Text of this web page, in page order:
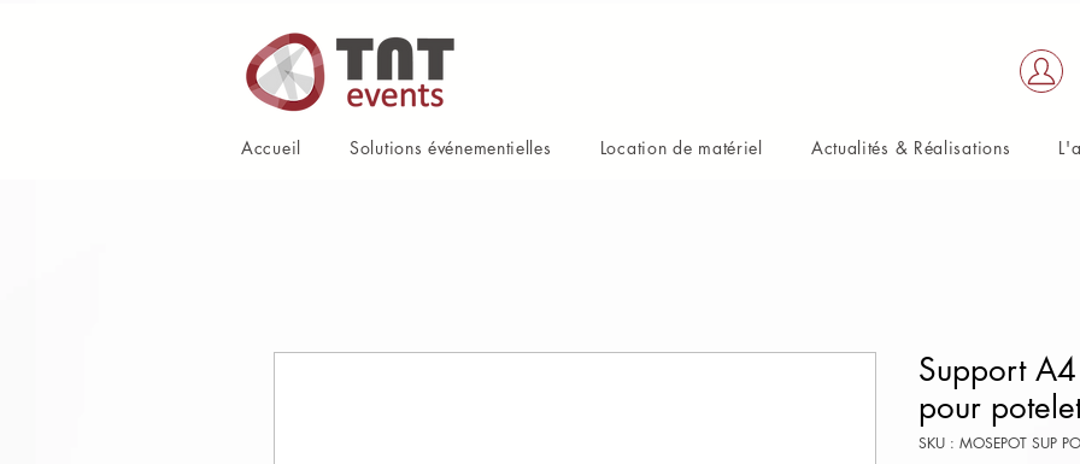
Support
pour
SKU : MOSEPOT SUP PO
Accueil Solutions événementielles Location de matériel Actualités & Réalisations